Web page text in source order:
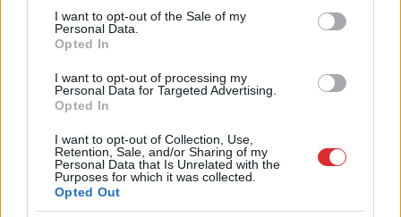
consent section.
I want to opt-out of the Sale of my
Personal Data.
Opted In
I want to opt-out of processing my
Personal Data for Targeted Advertising.
Opted In
I want to opt-out of Collection, Use,
Retention, Sale, and/or Sharing of my
Personal Data that Is Unrelated with the
Purposes for which it was collected.
Opted Out
Eksperts: Latvija nevar
incidenta gatava iesaistīties
Baltijas gaisa telpas drošībā
“Iespējams,valsts pārstāvji